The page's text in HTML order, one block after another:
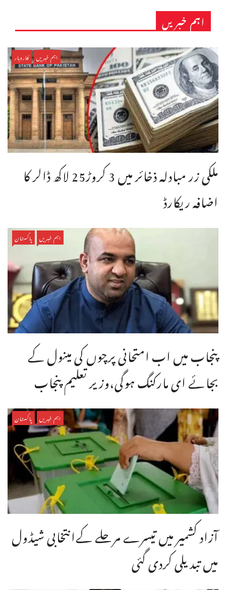
اہم خبریں
اہم خبریں کاروبار
ملکی زر مبادلہ ذخائر میں 3 کروڑ25 لاکھ ڈالر کا
اضافہ ریکارڈ
اہم خبریں پاکستان
پنجاب میں اب امتحانی پرچوں کی مینول کے
بجائے ای مارکنگ ہوگی،وزیر تعلیم پنجاب
اہم خبریں پاکستان
آزاد کشمیر میں تیسرے مرحلے کےانتخابی شیڈول
میں تبدیلی کردی گئی